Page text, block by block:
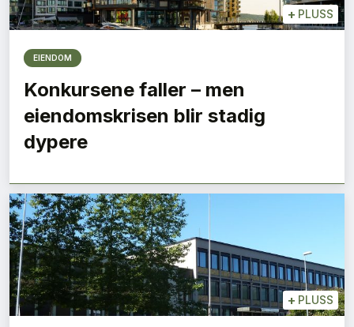
+ PLUSS
EIENDOM
Konkursene faller – men
eiendomskrisen blir stadig
dypere
+ PLUSS